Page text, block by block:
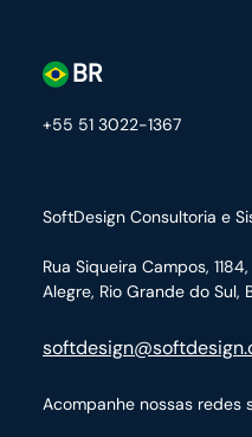
SoftDesign Consultoria e
Rua Siqueira Campos,
Alegre, Rio Grande do Sul,
BR
+55 51 3022-1367
Acompanhe nossas redes